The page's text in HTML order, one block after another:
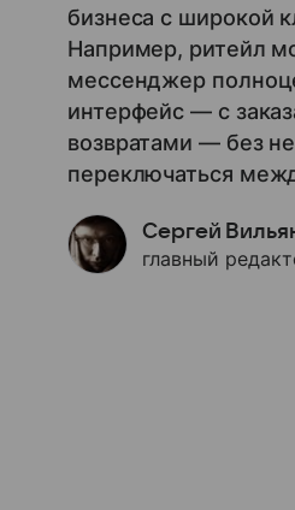
бизнеса с широкой
Например, ритейл
мессенджер
интерфейс — с
возвратами — без
переключаться
Сергей
главный